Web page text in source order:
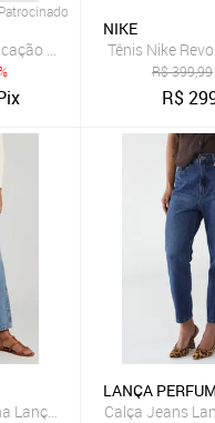
Patrocinado
Coral
NIKE
Tênis Nike
R$399,99
R$
Lança Perfume Reta Azul
LANÇA
Calça Jeans